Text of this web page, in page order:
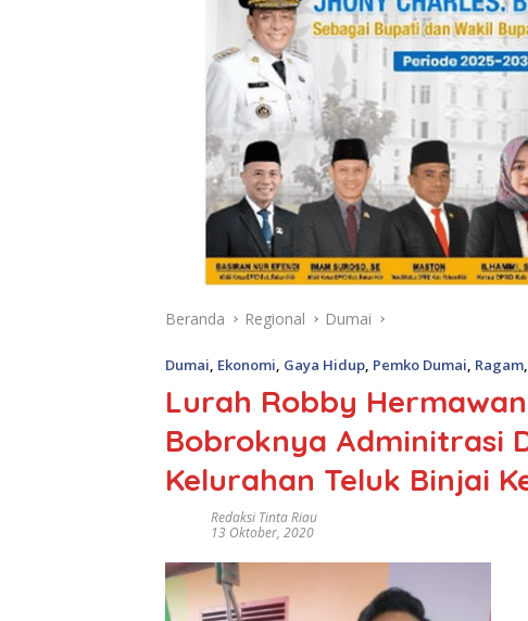
Beranda Regional Dumai
Dumai, Ekonomi, Gaya Hidup, Pemko Dumai, Ragam,
Lurah Robby
Bobroknya Adminitrasi
Kelurahan Teluk Binjai
Redaksi Tinta Riau
13 Oktober, 2020